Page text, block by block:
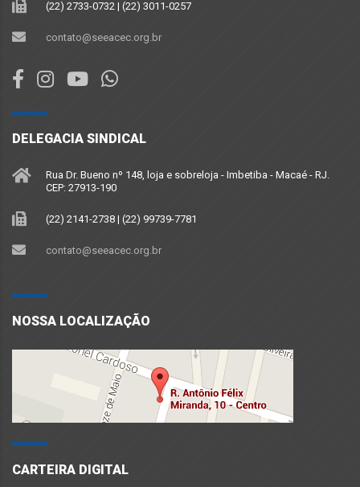
(22) 2733-0732 | (22) 3011-0257
contato@seeacec.org.br
DELEGACIA SINDICAL
Rua Dr. Bueno nº 148, loja e sobreloja - Imbetiba - Macaé - RJ.
CEP: 27913-190
(22) 2141-2738 | (22) 99739-7781
contato@seeacec.org.br
NOSSA LOCALIZAÇÃO
CARTEIRA DIGITAL